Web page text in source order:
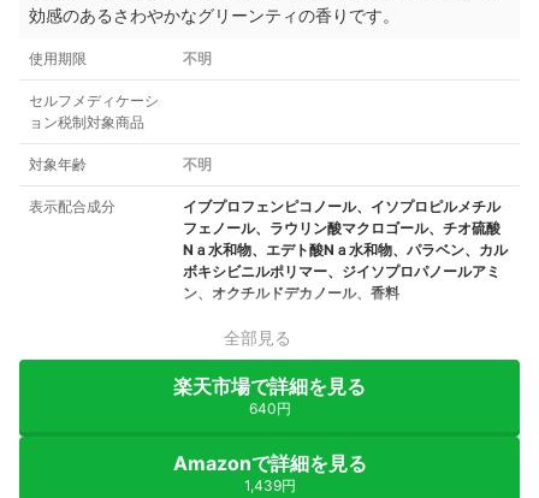
効感のあるさわやかなグリーンティの香りです。
使用期限 不明
セルフメディケーシ
ョン税制対象商品
対象年齢 不明
表示配合成分
イブプロフェンピコノール、イソプロピルメチル
フェノール、ラウリン酸マクロゴール、チオ硫酸
Nａ水和物、エデト酸Nａ水和物、パラベン、カル
ボキシビニルポリマー、ジイソプロパノールアミ
ン、オクチルドデカノール、香料
全部見る
楽天市場で詳細を見る
640円
Amazonで詳細を見る
1,439円